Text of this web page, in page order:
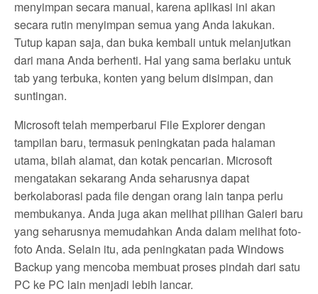
menyimpan secara manual, karena aplikasi ini akan
secara rutin menyimpan semua yang Anda lakukan.
Tutup kapan saja, dan buka kembali untuk melanjutkan
dari mana Anda berhenti. Hal yang sama berlaku untuk
tab yang terbuka, konten yang belum disimpan, dan
suntingan.
Microsoft telah memperbarui File Explorer dengan
tampilan baru, termasuk peningkatan pada halaman
utama, bilah alamat, dan kotak pencarian. Microsoft
mengatakan sekarang Anda seharusnya dapat
berkolaborasi pada file dengan orang lain tanpa perlu
membukanya. Anda juga akan melihat pilihan Galeri baru
yang seharusnya memudahkan Anda dalam melihat foto-
foto Anda. Selain itu, ada peningkatan pada Windows
Backup yang mencoba membuat proses pindah dari satu
PC ke PC lain menjadi lebih lancar.